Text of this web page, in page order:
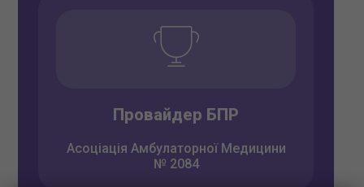
Провайдер БПР
Асоціація Амбулаторної Медицини
№ 2084